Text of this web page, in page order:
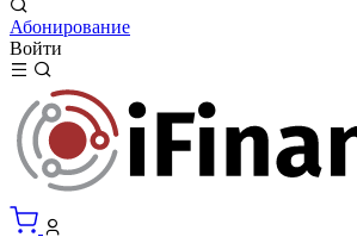
Абонирование
Войти